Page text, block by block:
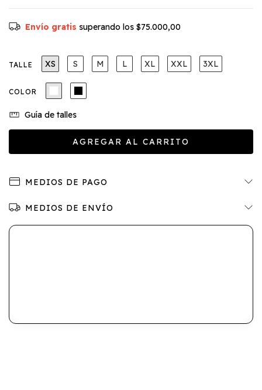
Envío gratis superando los $75.000,00
TALLE XS S M L XL XXL 3XL
COLOR
Guía de talles
MEDIOS DE PAGO
MEDIOS DE ENVÍO